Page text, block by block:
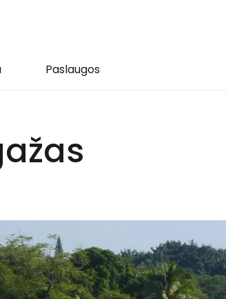
Paslaugos